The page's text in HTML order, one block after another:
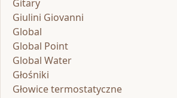
Gitary
Giulini Giovanni
Global
Global Point
Global Water
Głośniki
Głowice termostatyczne